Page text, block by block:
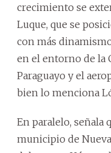
crecimiento se
Luque, que se
con más
en el entorno de la
Paraguayo y el
bien lo menciona
En paralelo, señala
municipio de